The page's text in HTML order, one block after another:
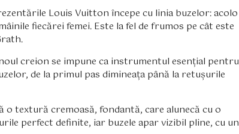
Louis Vuitton începe cu linia buzelor: acolo
fiecărei femei. Este la fel de frumos pe cât este
creion se impune ca instrumentul esențial pentru
de la primul pas dimineața până la retușurile
textură cremoasă, fondantă, care alunecă cu o
perfect definite, iar buzele apar vizibil pline, cu un